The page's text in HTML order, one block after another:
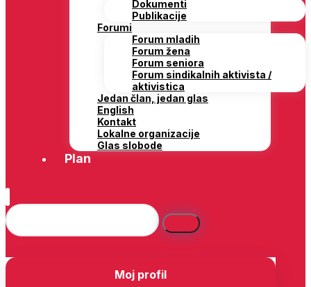
Dokumenti
Publikacije
Forumi
Forum mladih
Forum žena
Forum seniora
Forum sindikalnih aktivista /
aktivistica
Jedan član, jedan glas
English
Kontakt
Lokalne organizacije
Glas slobode
Plan
Moj profil